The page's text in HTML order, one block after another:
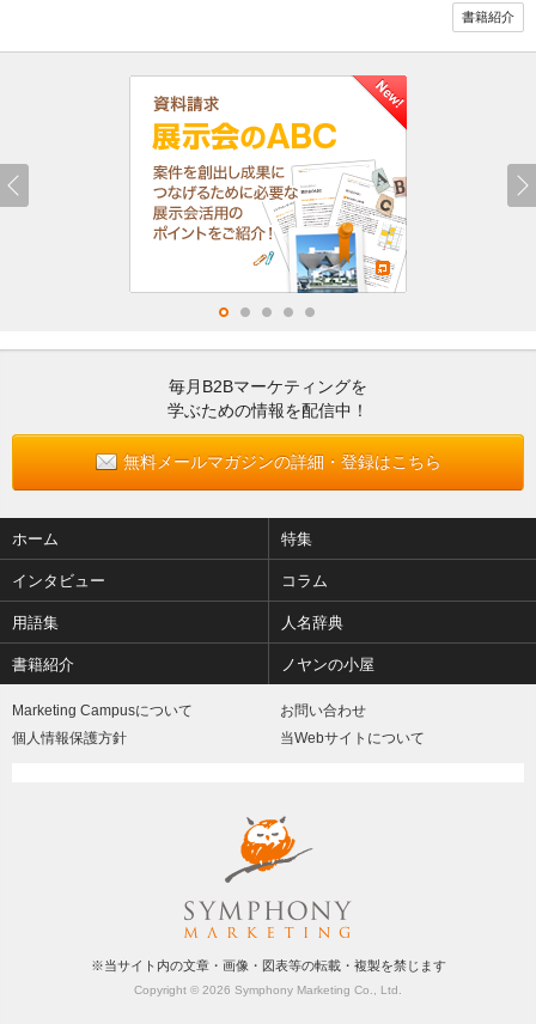
書籍紹介
毎月B2Bマーケティングを
学ぶための情報を配信中！
無料メールマガジンの詳細・登録はこちら
ホーム 特集
インタビュー コラム
用語集 人名辞典
書籍紹介 ノヤンの小屋
Marketing Campusについて
お問い合わせ
個人情報保護方針
当Webサイトについて
※当サイト内の文章・画像・図表等の転載・複製を禁じます
Copyright © 2026 Symphony Marketing Co., Ltd.